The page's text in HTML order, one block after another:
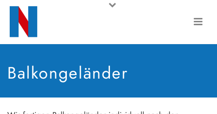
Balkongeländer